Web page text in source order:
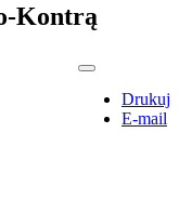
Kontrą
Drukuj
E-mail